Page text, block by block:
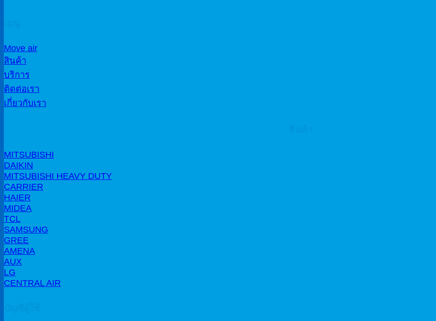
Move air
สินค้า
บริการ
ติดต่อเรา
เกี่ยวกับเรา
MITSUBISHI
DAIKIN
MITSUBISHI HEAVY DUTY
CARRIER
HAIER
MIDEA
TCL
SAMSUNG
GREE
AMENA
AUX
LG
CENTRAL AIR